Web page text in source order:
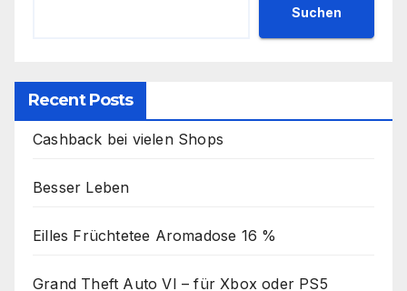
Suchen
Recent Posts
Cashback bei vielen Shops
Besser Leben
Eilles Früchtetee Aromadose 16 %
Grand Theft Auto VI – für Xbox oder PS5